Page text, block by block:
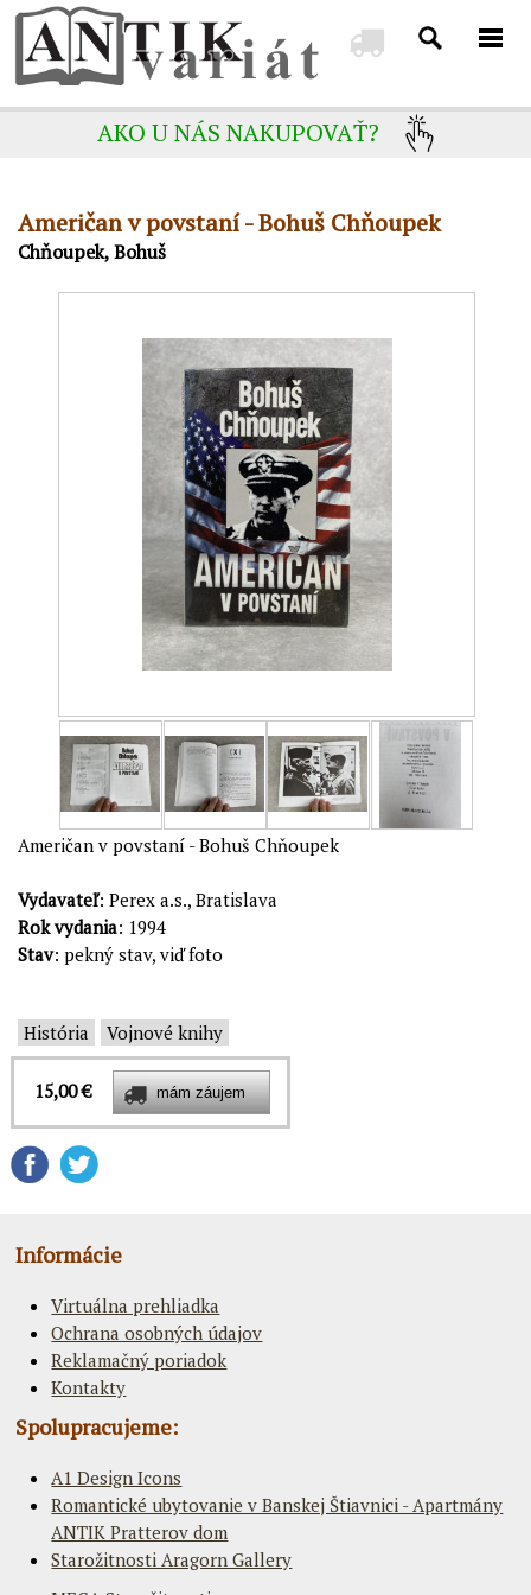
AKO U NÁS NAKUPOVAŤ?
Američan v povstaní - Bohuš Chňoupek
Chňoupek, Bohuš
Američan v povstaní - Bohuš Chňoupek
Vydavateľ: Perex a.s., Bratislava
Rok vydania: 1994
Stav: pekný stav, viď foto
História Vojnové knihy
15,00 €
Informácie
Virtuálna prehliadka
Ochrana osobných údajov
Reklamačný poriadok
Kontakty
Spolupracujeme:
A1 Design Icons
Romantické ubytovanie v Banskej Štiavnici - Apartmány
ANTIK Pratterov dom
Starožitnosti Aragorn Gallery